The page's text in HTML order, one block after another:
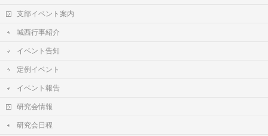
支部イベント案内
城西行事紹介
イベント告知
定例イベント
イベント報告
研究会情報
研究会日程